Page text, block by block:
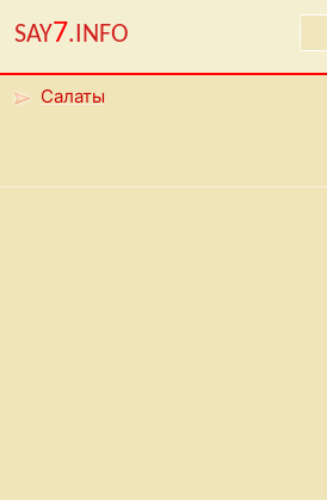
SAY7.INFO
Салаты